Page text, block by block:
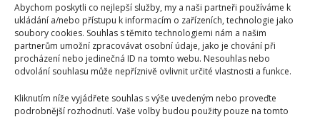
Abychom poskytli co nejlepší služby, my a naši partneři používáme k
ukládání a/nebo přístupu k informacím o zařízeních, technologie jako
soubory cookies. Souhlas s těmito technologiemi nám a našim
partnerům umožní zpracovávat osobní údaje, jako je chování při
procházení nebo jedinečná ID na tomto webu. Nesouhlas nebo
odvolání souhlasu může nepříznivě ovlivnit určité vlastnosti a funkce.
Kliknutím níže vyjádřete souhlas s výše uvedeným nebo proveďte
podrobnější rozhodnutí. Vaše volby budou použity pouze na tomto